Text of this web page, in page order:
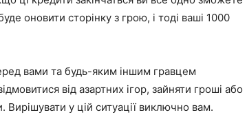
оновити сторінку з грою, і тоді ваші 1000
вами та будь-яким іншим гравцем
від азартних ігор, зайняти гроші або
у цій ситуації виключно вам.